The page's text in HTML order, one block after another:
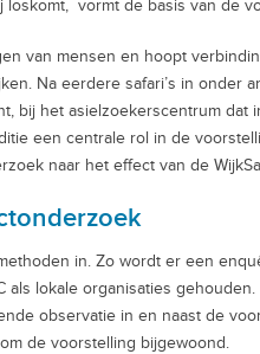
vormt de basis van de
van mensen en hoopt
Na eerdere safari’s in onder
bij het asielzoekerscentrum dat
een centrale rol in de
naar het effect van de
in. Zo wordt er een
als lokale organisaties
observatie in en naast de
de voorstelling bijgewoond.